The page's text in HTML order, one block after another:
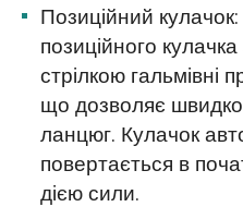
Позиційний
позиційного
стрілкою гальмівні
що дозволяє
ланцюг. Кулачок
повертається в
дією сили.